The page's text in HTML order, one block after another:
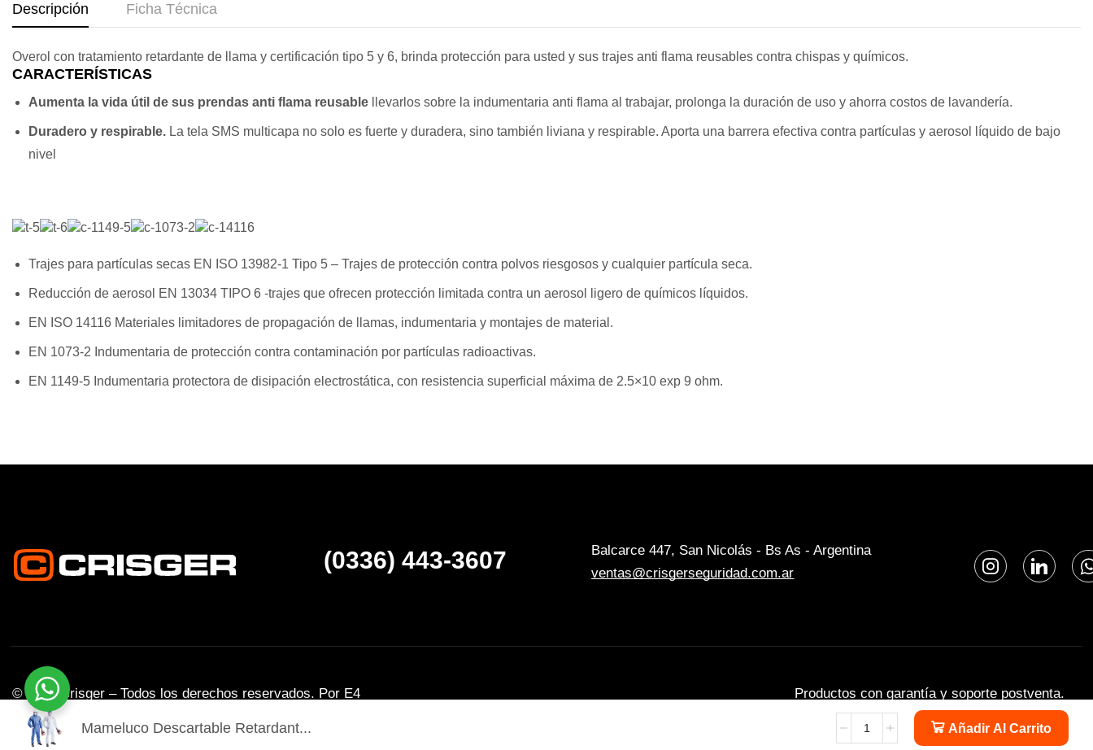
Descripción Ficha Técnica
Overol con tratamiento retardante de llama y certificación tipo 5 y 6, brinda protección para usted y sus trajes anti flama reusables contra chispas y químicos.
CARACTERÍSTICAS
Aumenta la vida útil de sus prendas anti flama reusable llevarlos sobre la indumentaria anti flama al trabajar, prolonga la duración de uso y ahorra costos de lavandería.
Duradero y respirable. La tela SMS multicapa no solo es fuerte y duradera, sino también liviana y respirable. Aporta una barrera efectiva contra partículas y aerosol líquido de bajo
nivel
Trajes para partículas secas EN ISO 13982-1 Tipo 5 – Trajes de protección contra polvos riesgosos y cualquier partícula seca.
Reducción de aerosol EN 13034 TIPO 6 -trajes que ofrecen protección limitada contra un aerosol ligero de químicos líquidos.
EN ISO 14116 Materiales limitadores de propagación de llamas, indumentaria y montajes de material.
EN 1073-2 Indumentaria de protección contra contaminación por partículas radioactivas.
EN 1149-5 Indumentaria protectora de disipación electrostática, con resistencia superficial máxima de 2.5×10 exp 9 ohm.
Mameluco Descartable Retardant... Añadir Al Carrito
(0336) 443-3607
Balcarce 447, San Nicolás - Bs As - Argentina
ventas@crisgerseguridad.com.ar
© 2025 Crisger – Todos los derechos reservados. Por E4 Productos con garantía y soporte postventa.